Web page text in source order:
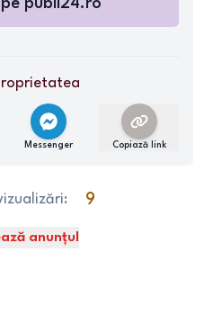
publi24.ro
Messenger Copiază link
9
anunțul